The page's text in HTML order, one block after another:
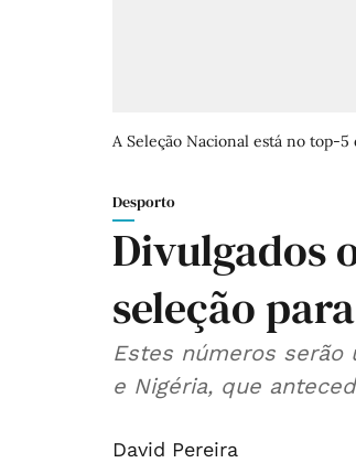
A Seleção Nacional está no top-5
Desporto
Divulgados
seleção
Estes números serão
e Nigéria, que
David Pereira